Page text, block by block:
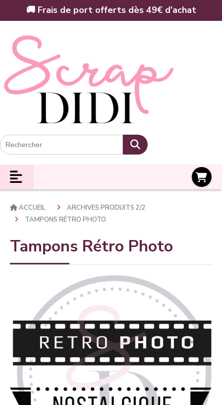
🚚 Frais de port offerts dès 49€ d’achat
ACCUEIL
ARCHIVES PRODUITS 2/2
TAMPONS RÉTRO PHOTO
Tampons Rétro Photo